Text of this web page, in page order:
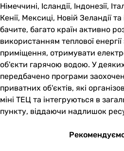
Німеччині, Ісландії, Індонезії,
Кенії, Мексиці, Новій Зеландії
бачите, багато країн активно
використанням теплової
приміщення, отримувати
об'єкти гарячою водою. У
передбачено програми
приватних об'єктів, які
міні ТЕЦ та інтегруються в
пункту, віддаючи надлишок